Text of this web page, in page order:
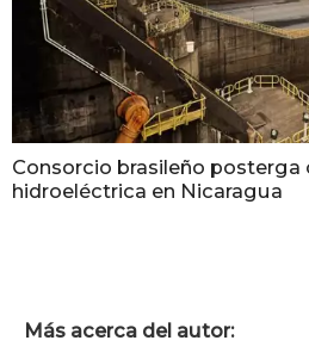
Consorcio brasileño posterga
hidroeléctrica en Nicaragua
Más acerca del autor: